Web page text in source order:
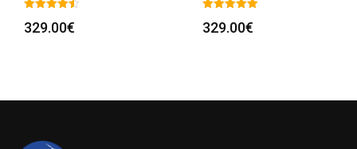
329.00€ 329.00€